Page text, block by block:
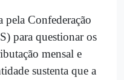
Confederação
para questionar os
mensal e
sustenta que a